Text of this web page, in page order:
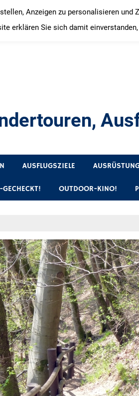
AUSFLUGSZIELE
OUTDOOR-KINO!
Anzeigen zu personalisieren
erklären Sie sich damit